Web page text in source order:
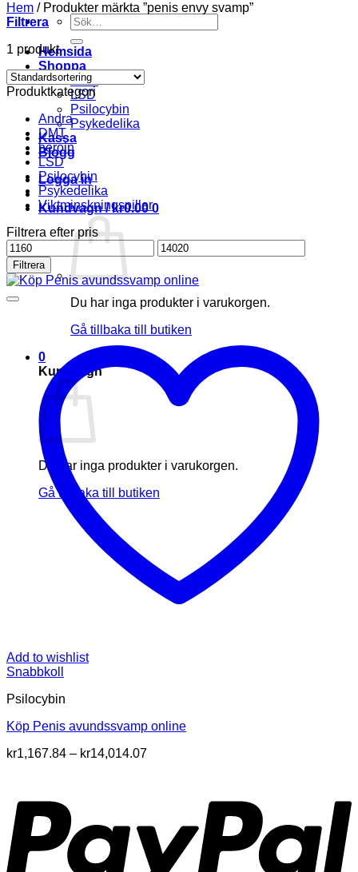
Söka
efter
Hemsida
Shoppa
DMT
LSD
Psilocybin
Psykedelika
Kassa
Blogg
Logga in
Kundvagn /kr0.00 0
Du har inga produkter i varukorgen.
Gå tillbaka till butiken
0
Kundvagn
Du har inga produkter i varukorgen.
Gå tillbaka till butiken
Hem /Produkter märkta ”penis envy svamp”
Filtrera
1 produkt
Produktkategori
Andra
DMT
heroin
LSD
Psilocybin
Psykedelika
Viktminskningspiller
Filtrera efter pris
Pris
från
Pris
till
Filtrera
Add to wishlist
Snabbkoll
Psilocybin
Köp Penis avundssvamp online
kr1,167.84 – kr14,014.07Prisintervall: